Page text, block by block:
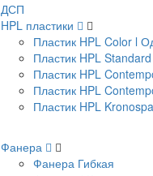
ДСП
HPL пластики
Пластик HPL Color l
Пластик HPL
Пластик HPL
Пластик HPL
Пластик HPL
Фанера
Фанера Гибкая